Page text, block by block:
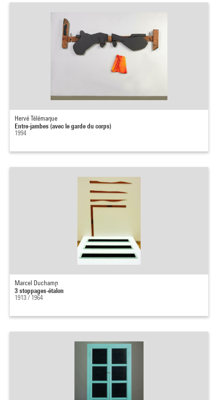
Hervé Télémaque
Entre-jambes (avec le garde du corps)
1994
Marcel Duchamp
3 stoppages-étalon
1913 / 1964